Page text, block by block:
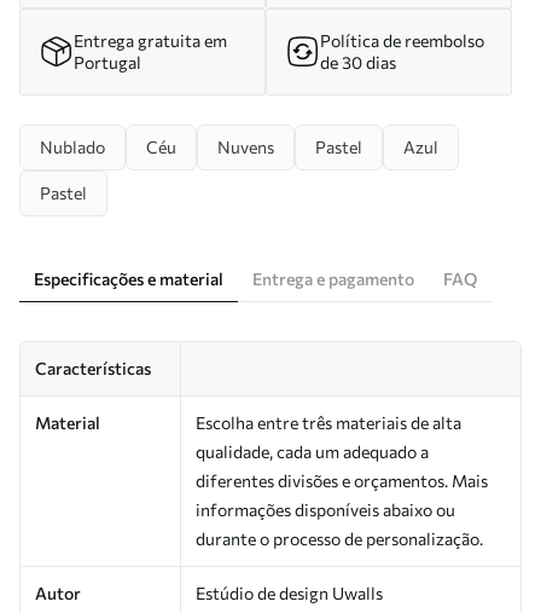
Entrega gratuita em
Portugal
Política de reembolso
de 30 dias
Nublado Céu Nuvens Pastel Azul
Pastel
Especificações e material Entrega e pagamento FAQ
Características
Material
Escolha entre três materiais de alta
qualidade, cada um adequado a
diferentes divisões e orçamentos. Mais
informações disponíveis abaixo ou
durante o processo de personalização.
Autor Estúdio de design Uwalls